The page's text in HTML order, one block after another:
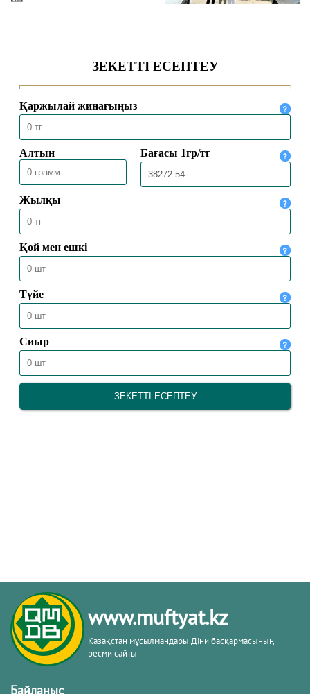
04.08.2026 306
Ақтөбеде XV республикалық Құран
жарысына іріктеу сайысы өтті
16.07.2026
www.muftyat.kz
Қазақстан мұсылмандары Діни басқармасының
ресми сайты
Байланыс